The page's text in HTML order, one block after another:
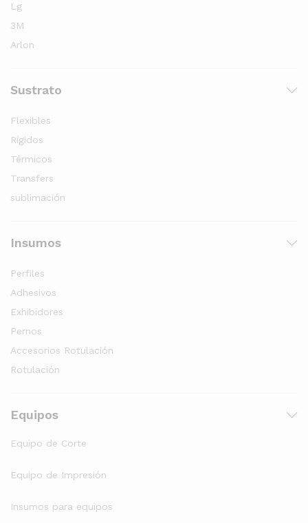
Lg
3M
Arlon
Sustrato
Flexibles
Rígidos
Térmicos
Transfers
sublimación
Insumos
Perfiles
Adhesivos
Exhibidores
Pernos
Accesorios Rotulación
Rotulación
Equipos
Equipo de Corte
Equipo de Impresión
Insumos para equipos